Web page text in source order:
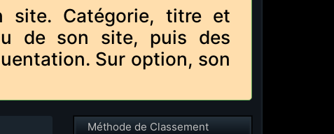
site. Catégorie, titre et
de son site, puis des
Sur option, son
Méthode de Classement